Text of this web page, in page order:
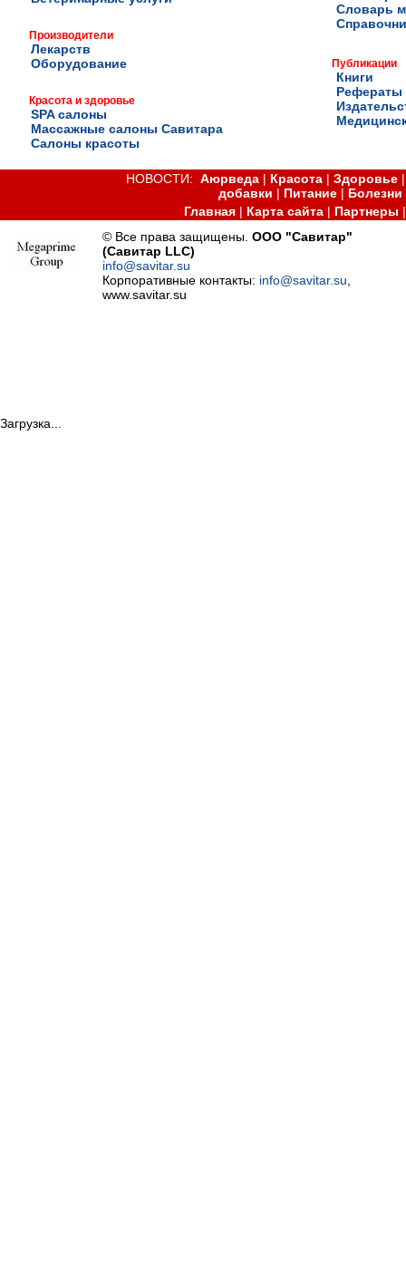
Производители
Лекарств
Оборудование
Красота и здоровье
SPA салоны
Массажные салоны Савитара
Салоны красоты
Словарь
Публикации
Книги
Рефераты
НОВОСТИ:Аюрведа | Красота |Здоровье
добавки | Питание| Болезни
Главная| Карта сайта| Партнеры
© Все права защищены.ООО "Савитар"
(Савитар LLC)
info@savitar.su
Корпоративные контакты: info@savitar.su
www.savitar.su
Загрузка...